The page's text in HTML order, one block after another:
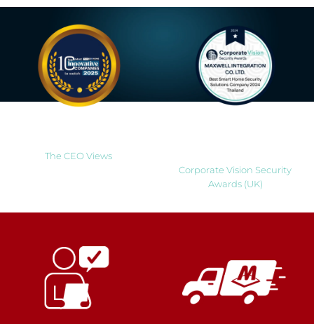
The CEO Views
Corporate Vision Security
Awards (UK)